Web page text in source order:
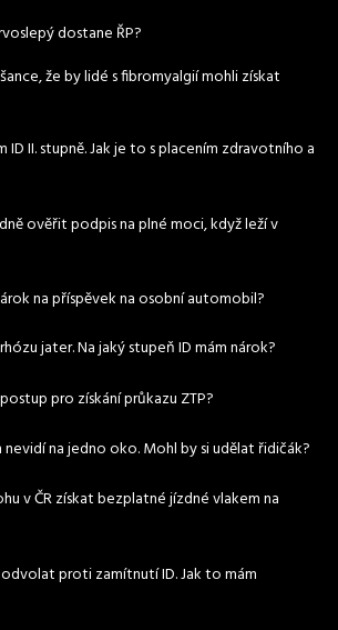
dostane ŘP?
že by lidé s fibromyalgií mohli získat
ID II. stupně. Jak je to s placením zdravotního a
ověřit podpis na plné moci, když leží v
na příspěvek na osobní automobil?
jater. Na jaký stupeň ID mám nárok?
pro získání průkazu ZTP?
nevidí na jedno oko. Mohl by si udělat řidičák?
v ČR získat bezplatné jízdné vlakem na
odvolat proti zamítnutí ID. Jak to mám